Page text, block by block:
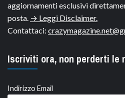
aggiornamenti esclusivi
posta. → Leggi Disclaimer.
Contattaci:
Iscriviti ora, non perderti le
Indirizzo Email